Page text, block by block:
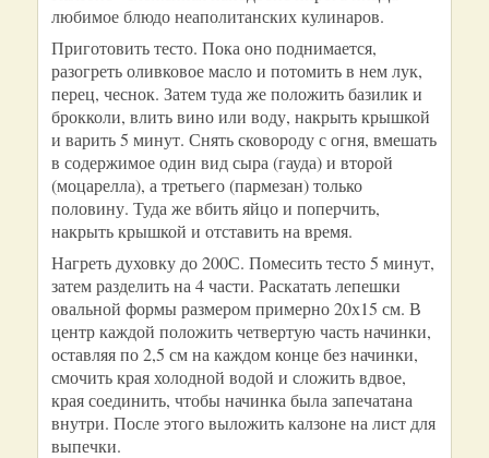
любимое блюдо неаполитанских кулинаров.
Приготовить тесто. Пока оно поднимается,
разогреть оливковое масло и потомить в нем лук,
перец, чеснок. Затем туда же положить базилик и
брокколи, влить вино или воду, накрыть крышкой
и варить 5 минут. Снять сковороду с огня, вмешать
в содержимое один вид сыра (гауда) и второй
(моцарелла), а третьего (пармезан) только
половину. Туда же вбить яйцо и поперчить,
накрыть крышкой и отставить на время.
Нагреть духовку до 200С. Помесить тесто 5 минут,
затем разделить на 4 части. Раскатать лепешки
овальной формы размером примерно 20х15 см. В
центр каждой положить четвертую часть начинки,
оставляя по 2,5 см на каждом конце без начинки,
смочить края холодной водой и сложить вдвое,
края соединить, чтобы начинка была запечатана
внутри. После этого выложить калзоне на лист для
выпечки.